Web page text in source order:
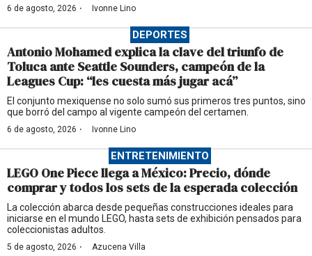
6 de agosto, 2026 · Ivonne Lino
DEPORTES
Antonio Mohamed explica la clave del triunfo de
Toluca ante Seattle Sounders, campeón de la
Leagues Cup: “les cuesta más jugar acá”
El conjunto mexiquense no solo sumó sus primeros tres puntos, sino
que borró del campo al vigente campeón del certamen.
6 de agosto, 2026 · Ivonne Lino
ENTRETENIMIENTO
LEGO One Piece llega a México: Precio, dónde
comprar y todos los sets de la esperada colección
La colección abarca desde pequeñas construcciones ideales para
iniciarse en el mundo LEGO, hasta sets de exhibición pensados para
coleccionistas adultos.
5 de agosto, 2026 · Azucena Villa